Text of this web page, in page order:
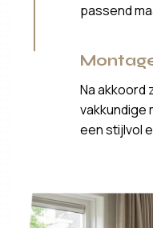
passend
Na akkoord
vakkundige
een stijlvol